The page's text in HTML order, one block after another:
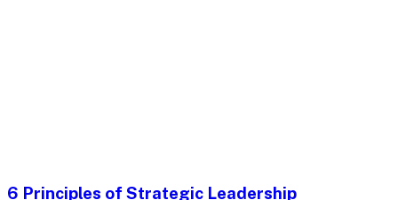
6 Principles of Strategic Leadership